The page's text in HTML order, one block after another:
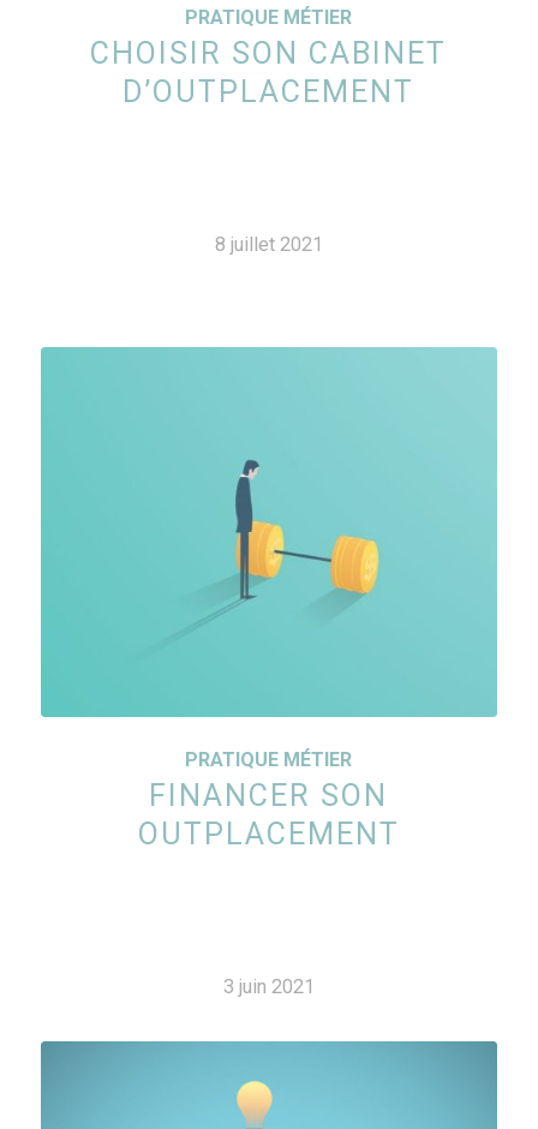
PRATIQUE MÉTIER
CHOISIR SON CABINET
D’OUTPLACEMENT
8 juillet 2021
PRATIQUE MÉTIER
FINANCER SON
OUTPLACEMENT
3 juin 2021